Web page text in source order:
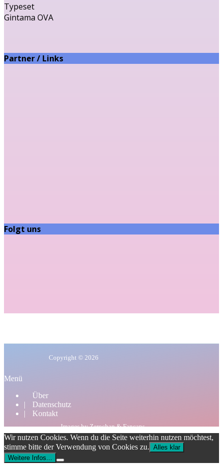
Typeset
Gintama OVA
Partner / Links
Folgt uns
Copyright © 2026
Menü
Über
Datenschutz
Kontakt
Images byZerochan&Fancaps
Wir nutzen Cookies. Wenn du die Seite weiterhin nutzen möchtest,
stimme bitte der Verwendung von Cookies zu. Alles klar
Weitere Infos...